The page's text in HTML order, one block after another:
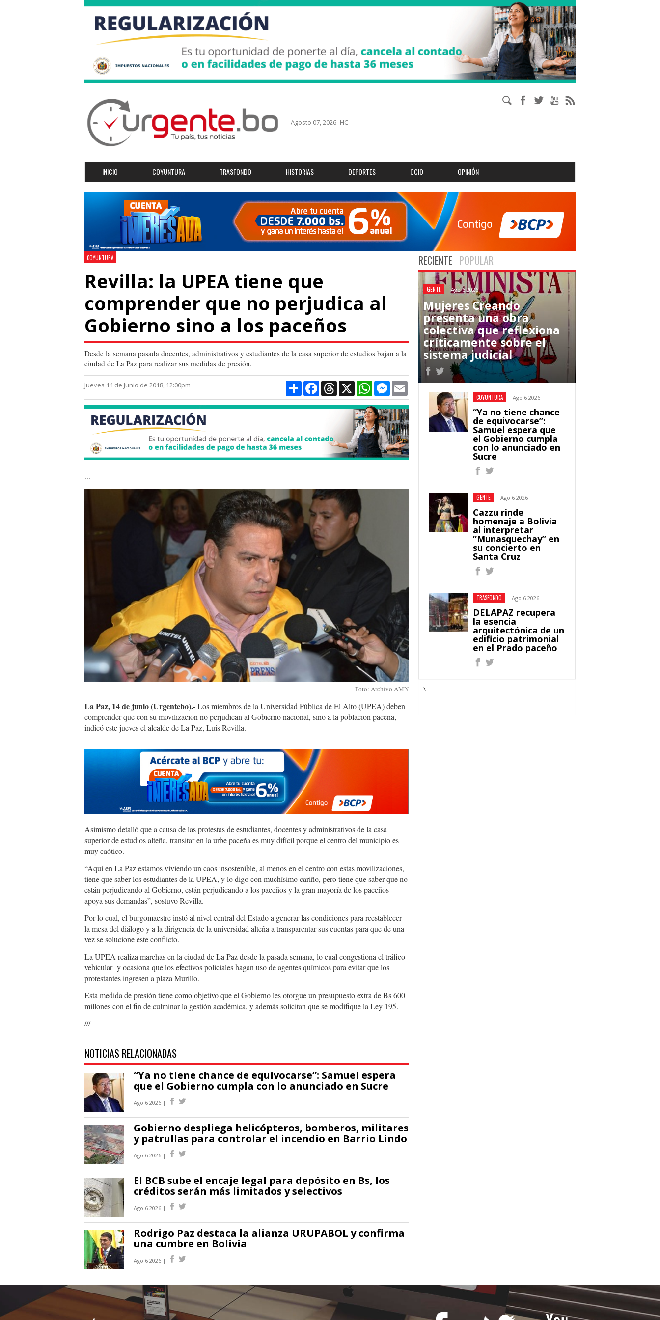
Agosto 07, 2026 -HC-
INICIO COYUNTURA TRASFONDO HISTORIAS DEPORTES OCIO OPINIÓN
COYUNTURA
Revilla: la UPEA tiene que
comprender que no perjudica al
Gobierno sino a los paceños
Desde la semana pasada docentes, administrativos y estudiantes de la casa superior de estudios bajan a la
ciudad de La Paz para realizar sus medidas de presión.
Jueves 14 de Junio de 2018, 12:00pm CompartirFacebookThreads
X WhatsAppMessenger
Email
...
213123sd23.jpg
Foto: Archivo AMN
La Paz, 14 de junio (Urgentebo).-Los miembros de la Universidad Pública de El Alto (UPEA) deben
comprender que con su movilización no perjudican al Gobierno nacional, sino a la población paceña,
indicó este jueves el alcalde de La Paz, Luis Revilla.
Asimismo detalló que a causa de las protestas de estudiantes, docentes y administrativos de la casa
superior de estudios alteña, transitar en la urbe paceña es muy difícil porque el centro del municipio es
muy caótico.
“Aquí en La Paz estamos viviendo un caos insostenible, al menos en el centro con estas movilizaciones,
tiene que saber los estudiantes de la UPEA, y lo digo con muchísimo cariño, pero tiene que saber que no
están perjudicando al Gobierno, están perjudicando a los paceños y la gran mayoría de los paceños
apoya sus demandas”, sostuvo Revilla.
Por lo cual, el burgomaestre instó al nivel central del Estado a generar las condiciones para reestablecer
la mesa del diálogo y a la dirigencia de la universidad alteña a transparentar sus cuentas para que de una
vez se solucione este conflicto.
La UPEA realiza marchas en la ciudad de La Paz desde la pasada semana, lo cual congestiona el tráfico
vehicular y ocasiona que los efectivos policiales hagan uso de agentes químicos para evitar que los
protestantes ingresen a plaza Murillo.
Esta medida de presión tiene como objetivo que el Gobierno les otorgue un presupuesto extra de Bs 600
millones con el fin de culminar la gestión académica, y además solicitan que se modifique la Ley 195.
///
NOTICIAS RELACIONADAS
“Ya no tiene chance de equivocarse”: Samuel espera
que el Gobierno cumpla con lo anunciado en Sucre
Ago 6 2026 |
Gobierno despliega helicópteros, bomberos, militares
y patrullas para controlar el incendio en Barrio Lindo
Ago 6 2026 |
El BCB sube el encaje legal para depósito en Bs, los
créditos serán más limitados y selectivos
Ago 6 2026 |
Rodrigo Paz destaca la alianza URUPABOL y confirma
una cumbre en Bolivia
Ago 6 2026 |
RECIENTE POPULAR
GENTE Ago 6 2026
Mujeres Creando
presenta una obra
colectiva que reflexiona
críticamente sobre el
sistema judicial
COYUNTURA Ago 6 2026
“Ya no tiene chance
de equivocarse”:
Samuel espera que
el Gobierno cumpla
con lo anunciado en
Sucre
GENTE Ago 6 2026
Cazzu rinde
homenaje a Bolivia
al interpretar
“Munasquechay” en
su concierto en
Santa Cruz
TRASFONDO Ago 6 2026
DELAPAZ recupera
la esencia
arquitectónica de un
edificio patrimonial
en el Prado paceño
\